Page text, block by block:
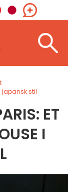
japansk stil
ET
I